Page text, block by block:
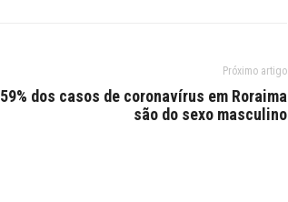
Próximo artigo
59% dos casos de coronavírus em Roraima
são do sexo masculino